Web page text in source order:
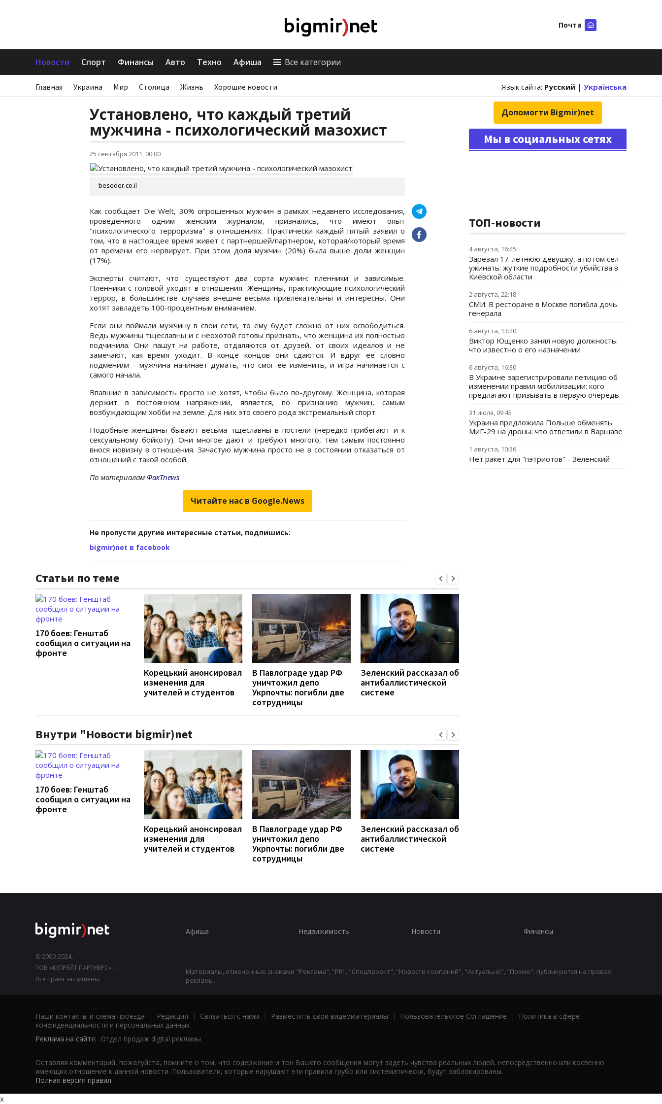
Почта
Новости Спорт Финансы Авто Техно Афиша Все категории
Главная Украина Мир Столица Жизнь Хорошие новости Язык сайта: Русский | Українська
Установлено, что каждый третий
мужчина - психологический мазохист
25 сентября 2011, 00:00
beseder.co.il
Как сообщает Die Welt, 30% опрошенных мужчин в рамках недавнего исследования,
проведенного одним женским журналом, признались, что имеют опыт
"психологического терроризма" в отношениях. Практически каждый пятый заявил о
том, что в настоящее время живет с партнершей/партнером, которая/который время
от времени его нервирует. При этом доля мужчин (20%) была выше доли женщин
(17%).
Эксперты считают, что существуют два сорта мужчин: пленники и зависимые.
Пленники с головой уходят в отношения. Женщины, практикующие психологический
террор, в большинстве случаев внешне весьма привлекательны и интересны. Они
хотят завладеть 100-процентным вниманием.
Если они поймали мужчину в свои сети, то ему будет сложно от них освободиться.
Ведь мужчины тщеславны и с неохотой готовы признать, что женщина их полностью
подчинила. Они пашут на работе, отдаляются от друзей, от своих идеалов и не
замечают, как время уходит. В конце концов они сдаются. И вдруг ее словно
подменили - мужчина начинает думать, что смог ее изменить, и игра начинается с
самого начала.
Впавшие в зависимость просто не хотят, чтобы было по-другому. Женщина, которая
держит в постоянном напряжении, является, по признанию мужчин, самым
возбуждающим хобби на земле. Для них это своего рода экстремальный спорт.
Подобные женщины бывают весьма тщеславны в постели (нередко прибегают и к
сексуальному бойкоту). Они многое дают и требуют многого, тем самым постоянно
внося новизну в отношения. Зачастую мужчина просто не в состоянии отказаться от
отношений с такой особой.
По материалам ФакТnews
Читайте нас в Google.News
Не пропусти другие интересные статьи, подпишись:
bigmir)net в facebook
Статьи по теме
170 боев: Генштаб
сообщил о ситуации на
фронте
Корецький анонсировал
изменения для
учителей и студентов
В Павлограде удар РФ
уничтожил депо
Укрпочты: погибли две
сотрудницы
Зеленский рассказал об
антибаллистической
системе
Внутри "Новости bigmir)net
170 боев: Генштаб
сообщил о ситуации на
фронте
Корецький анонсировал
изменения для
учителей и студентов
В Павлограде удар РФ
уничтожил депо
Укрпочты: погибли две
сотрудницы
Зеленский рассказал об
антибаллистической
системе
Допомогти Bigmir)net
Мы в социальных сетях
ТОП-новости
4 августа, 16:45
Зарезал 17-летнюю девушку, а потом сел
ужинать: жуткие подробности убийства в
Киевской области
2 августа, 22:18
СМИ: В ресторане в Москве погибла дочь
генерала
6 августа, 13:20
Виктор Ющенко занял новую должность:
что известно о его назначении
6 августа, 16:30
В Украине зарегистрировали петицию об
изменении правил мобилизации: кого
предлагают призывать в первую очередь
31 июля, 09:45
Украина предложила Польше обменять
МиГ-29 на дроны: что ответили в Варшаве
1 августа, 10:36
Нет ракет для "пэтриотов" - Зеленский
© 2000-2024,
ТОВ «КЕПРЕЙТ ПАРТНЕРС»".
Все права защищены.
Афиша Недвижимость Новости Финансы
Материалы, отмеченные знаками "Реклама", "PR", "Спецпроект", "Новости компаний", "Актуально", "Промо", публикуются на правах
рекламы.
Наши контакты и схема проезда | Редакция | Связаться с нами | Разместить свои видеоматериалы | Пользовательское Соглашение |
Политика в сфере
конфиденциальности и персональных данных
Реклама на сайте: Отдел продаж digital рекламы
Оставляя комментарий, пожалуйста, помните о том, что содержание и тон Вашего сообщения могут задеть чувства реальных людей, непосредственно или косвенно
имеющих отношение к данной новости. Пользователи, которые нарушают эти правила грубо или систематически, будут заблокированы.
Полная версия правил
x